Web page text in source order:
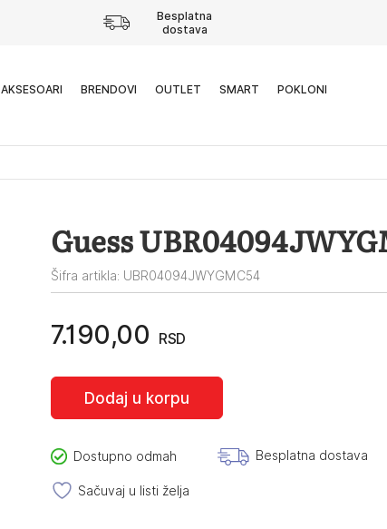
Besplatna
dostava
AKSESOARI BRENDOVI OUTLET SMART POKLONI
Guess
Šifra artikla: UBR04094JWYGMC54
7.190,00 RSD
Dodaj u korpu
Dostupno odmah Besplatna dostava
Sačuvaj u listi želja